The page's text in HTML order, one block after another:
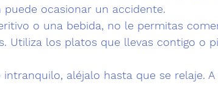
ocasionar un accidente.
o una bebida, no le permitas
Utiliza los platos que llevas contigo o
aléjalo hasta que se relaje. A